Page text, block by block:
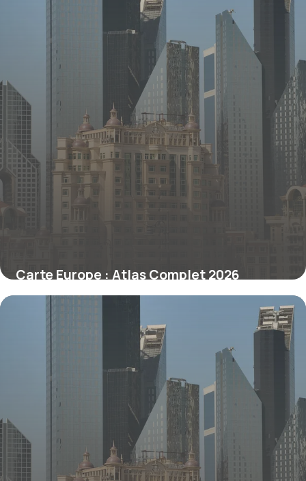
Carte Europe : Atlas Complet 2026
30 juin 2026